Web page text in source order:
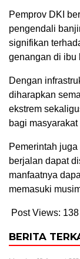
Pemprov DKI
pengendali
signifikan
genangan di ibu
Dengan
diharapkan
ekstrem
bagi
Pemerintah
berjalan dapat
manfaatnya
memasuki
Post Views: 138
BERITA